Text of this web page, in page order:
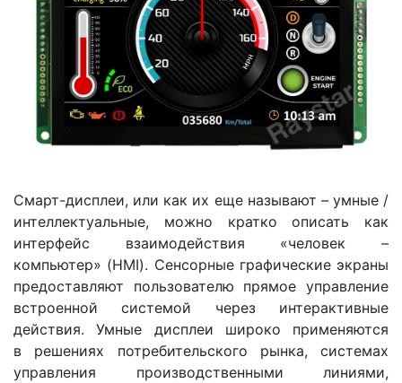
Смарт-дисплеи, или как их еще называют – умные /
интеллектуальные, можно кратко описать как
интерфейс взаимодействия «человек –
компьютер» (HMI). Сенсорные графические экраны
предоставляют пользователю прямое управление
встроенной системой через интерактивные
действия. Умные дисплеи широко применяются
в решениях потребительского рынка, системах
управления производственными линиями,